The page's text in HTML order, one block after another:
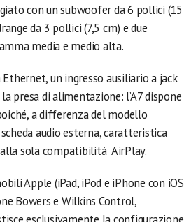
con un subwoofer da 6 pollici (15
da 3 pollici (7,5 cm) e due
media e medio alta.
un ingresso ausiliario a jack
presa di alimentazione: l’A7 dispone
a differenza del modello
audio esterna, caratteristica
sola compatibilità AirPlay.
Apple (iPad, iPod e iPhone con iOS
Bowers e Wilkins Control,